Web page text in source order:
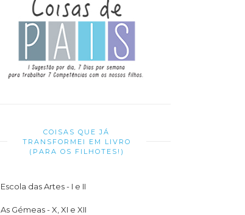
COISAS QUE JÁ
TRANSFORMEI EM LIVRO
(PARA OS FILHOTES!)
Escola das Artes - I e II
As Gémeas - X, XI e XII